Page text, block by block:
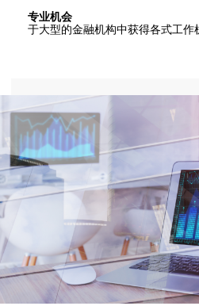
专业机会
于大型的金融机构中获得各式工作